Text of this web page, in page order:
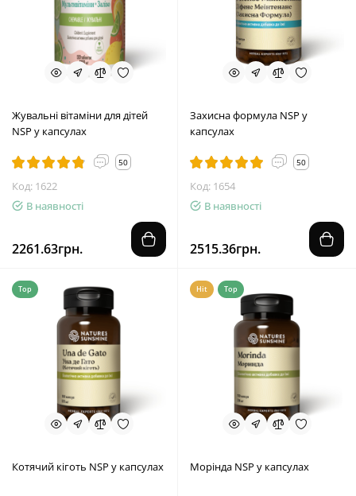
Жувальні вітаміни для дітей
NSP у капсулах
50
Код: 1622
В наявності
2261.63грн.
Захисна формула NSP у
капсулах
50
Код: 1654
В наявності
2515.36грн.
Top
Котячий кіготь NSP у капсулах
Hit Top
Морінда NSP у капсулах